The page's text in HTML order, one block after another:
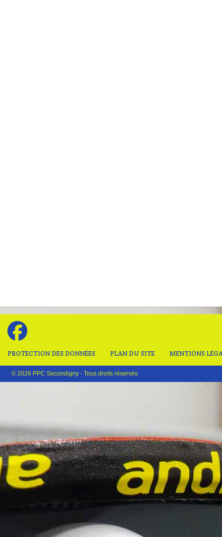
PROTECTION DES DONNÉES PLAN DU SITE MENTIONS
© 2026 PPC Secondigny - Tous droits réservés